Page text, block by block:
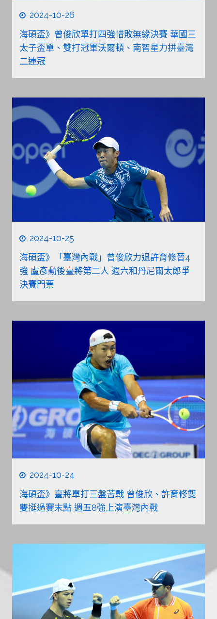
2024-10-26
海碩盃》曾俊欣單打四強惜敗無緣決賽 華國三
太子盃單、雙打冠軍沃爾頓、南智星力拼臺灣
二連冠
2024-10-25
海碩盃》「臺灣內戰」曾俊欣力退許育修晉4
強 盧彥勳後臺將第二人 週六和丹尼爾太郎爭
決賽門票
2024-10-24
海碩盃》臺將單打三盤苦戰 曾俊欣、許育修雙
雙挺過賽末點 週五8強上演臺灣內戰